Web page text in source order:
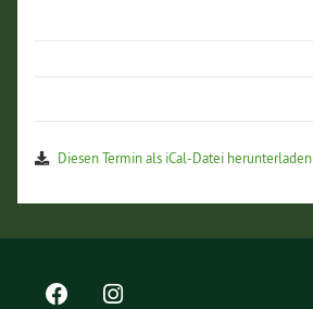
Diesen Termin als iCal-Datei herunterladen